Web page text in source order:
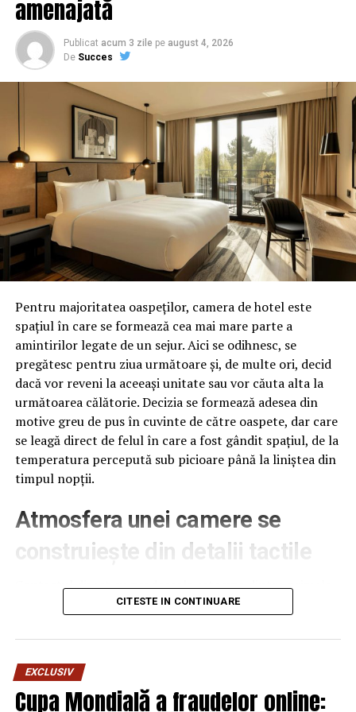
o protejează pe Kovesi. Detalii bombă din planurile PSD
împotriva doleanțelor UE / Comisarul de Prahova
NU RATATI
Curs valutar, marți, 19 februarie 2019. Vești proaste de
la BNR pentru românii care vor să schimbe valuta în lei |
amenajată
Publicat acum 3 zile pe august 4, 2026
De Succes
Pentru majoritatea oaspeților, camera de hotel este
spațiul în care se formează cea mai mare parte a
amintirilor legate de un sejur. Aici se odihnesc, se
pregătesc pentru ziua următoare și, de multe ori, decid
dacă vor reveni la aceeași unitate sau vor căuta alta la
următoarea călătorie. Decizia se formează adesea din
motive greu de pus în cuvinte de către oaspete, dar care
se leagă direct de felul în care a fost gândit spațiul, de la
temperatura percepută sub picioare până la liniștea din
timpul nopții.
Atmosfera unei camere se
construiește din detalii tactile
Contactul direct cu pardoseala este una dintre primele
senzații fizice pe care le are un oaspete atunci când
pe drum, seara târziu. Textura și moliciunea potrivite,
oferite democheta hotel
care este percepută o cameră, chiar dacă restul
mobilierului rămâne identic de la o unitate la alta din
CITESTE IN CONTINUARE
EXCLUSIV
Cupa Mondială a fraudelor online: